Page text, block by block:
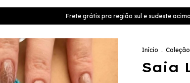
Frete grátis pra região sul e sudeste acima de
Início .
Saia